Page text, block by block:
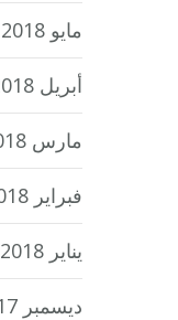
مايو 2018
أبريل 2018
مارس 2018
فبراير 2018
يناير 2018
ديسمبر 2017